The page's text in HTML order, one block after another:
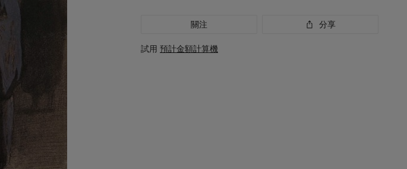
關注 分享
試用 預計金額計算機